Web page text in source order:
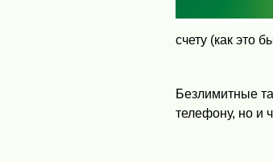
счету (как это
Безлимитные
телефону, но и